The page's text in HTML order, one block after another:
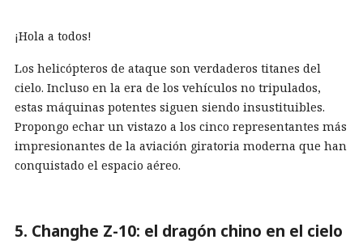
¡Hola a todos!
Los helicópteros de ataque son verdaderos titanes del
cielo. Incluso en la era de los vehículos no tripulados,
estas máquinas potentes siguen siendo insustituibles.
Propongo echar un vistazo a los cinco representantes más
impresionantes de la aviación giratoria moderna que han
conquistado el espacio aéreo.
5. Changhe Z-10: el dragón chino en el cielo